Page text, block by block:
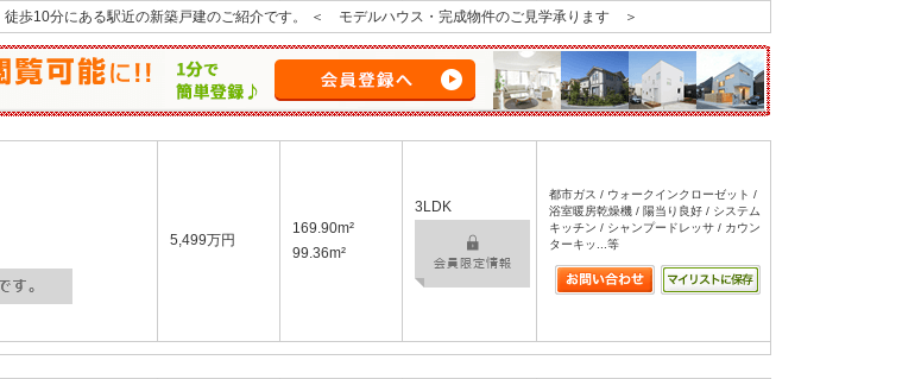
歩10分にある駅近の新築戸建のご紹介です。 ＜ モデルハウス・完成物件のご見学承ります ＞
5,499万円
169.90m²
99.36m²
3LDK
都市ガス / ウォークインクローゼット /
浴室暖房乾燥機 / 陽当り良好 / システム
キッチン / シャンプードレッサ / カウン
ターキッ...等